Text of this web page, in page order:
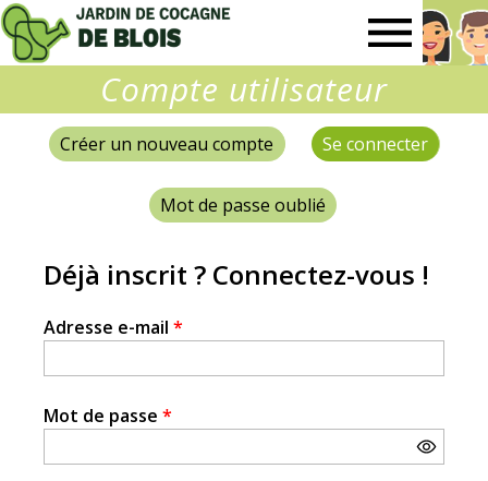
de
Cocagne
de
Compte utilisateur
OngletsCréer un nouveau compte Se connecter
Mot de passe oublié
Déjà inscrit ? Connectez-vous !
Adresse e-mail *
Mot de passe *